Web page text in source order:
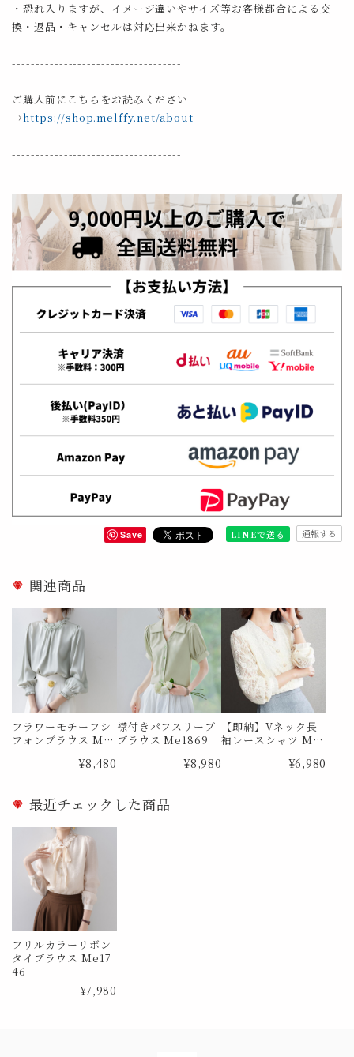
・恐れ入りますが、イメージ違いやサイズ等お客様都合による交
換・返品・キャンセルは対応出来かねます。
------------------------------------
ご購入前にこちらをお読みください
→https://shop.melffy.net/about
------------------------------------
Save LINEで送る 通報する
関連商品
フラワーモチーフシ
フォンブラウス Me
¥8,480
襟付きパフスリーブ
ブラウス Me1869
¥8,980
【即納】Vネック長
袖レースシャツ Me
¥6,980
最近チェックした商品
フリルカラーリボン
タイブラウス Me17
46
¥7,980